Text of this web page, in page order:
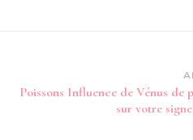
Poissons Influence de Vénus de
sur votre